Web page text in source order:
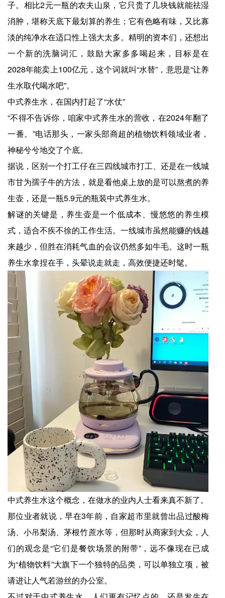
子。相比2元一瓶的农夫山泉，它只贵了几块钱就能祛湿
消肿，堪称天底下最划算的养生；它有色略有味，又比寡
淡的纯净水在适口性上强大太多。精明的资本们，还想出
一个新的洗脑词汇，鼓励大家多多喝起来，目标是在
2028年能卖上100亿元，这个词就叫“水替”，意思是“让养
生水取代喝水吧”。
中式养生水，在国内打起了“水仗”
“不得不告诉你，咱家中式养生水的营收，在2024年翻了
一番。”电话那头，一家头部商超的植物饮料领域业者，
神秘兮兮地交了个底。
据说，区别一个打工仔在三四线城市打工、还是在一线城
市甘为孺子牛的方法，就是看他桌上放的是可以熬煮的养
生壶，还是一瓶5.9元的瓶装中式养生水。
解谜的关键是，养生壶是一个低成本、慢悠悠的养生模
式，适合不疾不徐的工作生活。一线城市虽然能赚的钱越
来越少，但胜在消耗气血的会议仍然多如牛毛。这时一瓶
养生水拿捏在手，头晕说走就走，高效便捷还时髦。
中式养生水这个概念，在做水的业内人士看来真不新了。
那位业者就说，早在3年前，自家超市里就曾出品过酸梅
汤、小吊梨汤、茅根竹蔗水等，但那时从商家到大众，人
们的观念是“它们是餐饮场景的附带”，远不像现在已成
为“植物饮料”大旗下一个独特的品类，可以单独立项，被
请进让人气若游丝的办公室。